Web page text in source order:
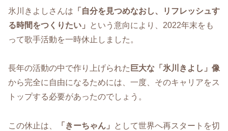
氷川きよしさんは 「自分を見つめなおし、リフレッシュす
る時間をつくりたい」
という意向により、2022年末をも
って歌手活動を一時休止しました。
長年の活動の中で作り上げられた 巨大な「氷川きよし」像
から完全に自由になるためには、一度、そのキャリアをス
トップする必要があったのでしょう。
この休止は、 「きーちゃん」
として世界へ再スタートを切